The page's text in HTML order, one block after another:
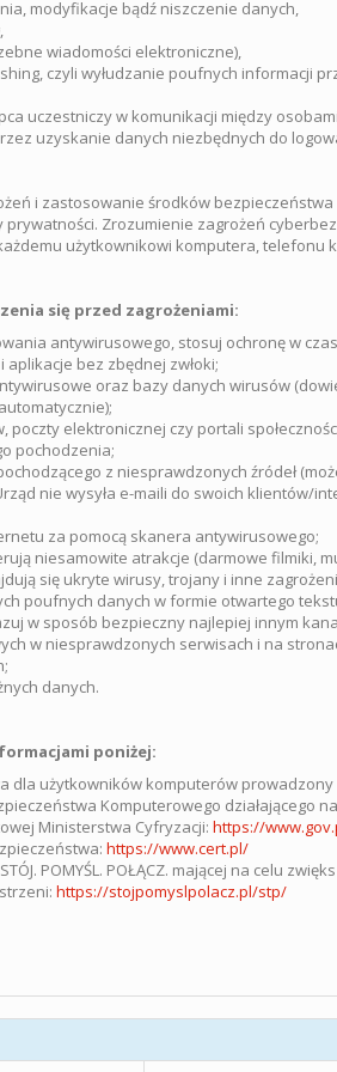
modyfikacje bądź niszczenie danych,
wiadomości elektroniczne),
czyli wyłudzanie poufnych informacji
uczestniczy w komunikacji między
uzyskanie danych niezbędnych do
i zastosowanie środków
prywatności. Zrozumienie zagrożeń
użytkownikowi komputera, telefonu
się przed zagrożeniami:
antywirusowego, stosuj ochronę w
bez zbędnej zwłoki;
oraz bazy danych wirusów
elektronicznej czy portali
pochodzenia;
z niesprawdzonych źródeł
nie wysyła e-maili do swoich klientów/
za pomocą skanera antywirusowego;
niesamowite atrakcje (darmowe filmiki,
się ukryte wirusy, trojany i inne
poufnych danych w formie otwartego
w sposób bezpieczny najlepiej innym
w niesprawdzonych serwisach i na
danych.
poniżej:
użytkowników komputerów prowadzony
Komputerowego działającego
Ministerstwa Cyfryzacji: https://
https://www.cert.pl/
POMYŚL. POŁĄCZ. mającej na celu
https://stojpomyslpolacz.pl/stp/